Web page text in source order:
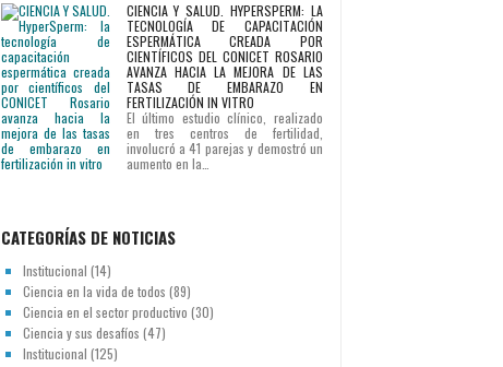
CIENCIA Y SALUD. HYPERSPERM: LA
TECNOLOGÍA DE CAPACITACIÓN
ESPERMÁTICA CREADA POR
CIENTÍFICOS DEL CONICET ROSARIO
AVANZA HACIA LA MEJORA DE LAS
TASAS DE EMBARAZO EN
FERTILIZACIÓN IN VITRO
El último estudio clínico, realizado
en tres centros de fertilidad,
involucró a 41 parejas y demostró un
aumento en la…
CATEGORÍAS DE NOTICIAS
Institucional (14)
Ciencia en la vida de todos (89)
Ciencia en el sector productivo (30)
Ciencia y sus desafíos (47)
Institucional (125)